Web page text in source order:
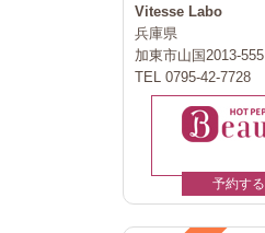
Vitesse Labo
兵庫県
加東市山国2013-555
TEL 0795-42-7728
予約する